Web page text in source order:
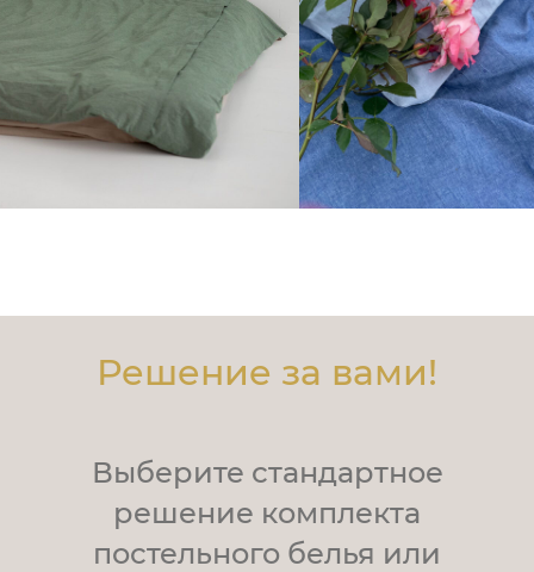
Решение за вами!
Выберите стандартное
решение комплекта
постельного белья или